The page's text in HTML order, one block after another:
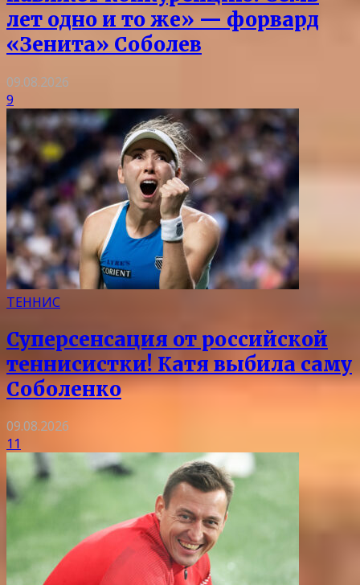
лет одно и то же» — форвард
«Зенита» Соболев
09.08.2026
9
ТЕННИС
Суперсенсация от российской
теннисистки! Катя выбила саму
Соболенко
09.08.2026
11